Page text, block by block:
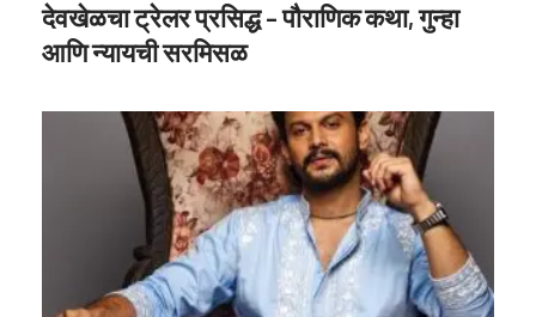
देवखेळचा ट्रेलर प्रसिद्ध – पौराणिक कथा, गुन्हा
आणि न्यायची सरमिसळ